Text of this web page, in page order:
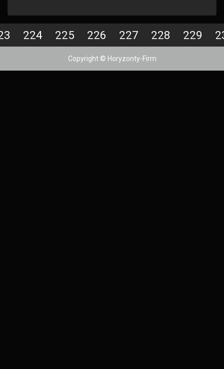
224 225 226 227 228 229
Copyright © Horyzonty-Firm